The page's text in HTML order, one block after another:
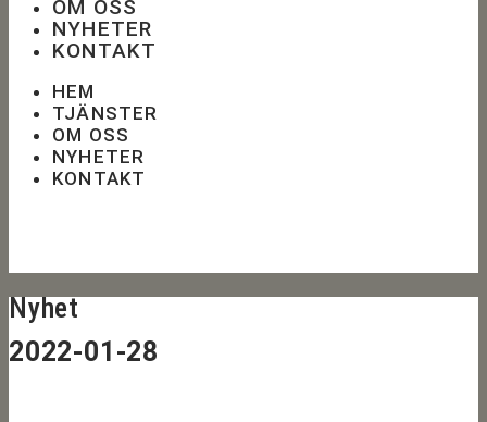
OM OSS
NYHETER
KONTAKT
HEM
TJÄNSTER
OM OSS
NYHETER
KONTAKT
Nyhet
2022-01-28